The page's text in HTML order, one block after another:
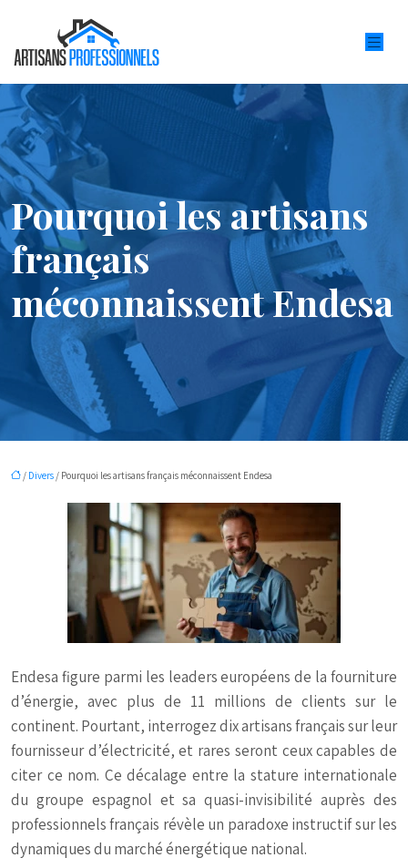
Pourquoi les artisans
français
méconnaissent Endesa
/ Divers / Pourquoi les artisans français méconnaissent Endesa
Endesa figure parmi les leaders européens de la fourniture
d’énergie, avec plus de 11 millions de clients sur le
continent. Pourtant, interrogez dix artisans français sur leur
fournisseur d’électricité, et rares seront ceux capables de
citer ce nom. Ce décalage entre la stature internationale
du groupe espagnol et sa quasi-invisibilité auprès des
professionnels français révèle un paradoxe instructif sur les
dynamiques du marché énergétique national.